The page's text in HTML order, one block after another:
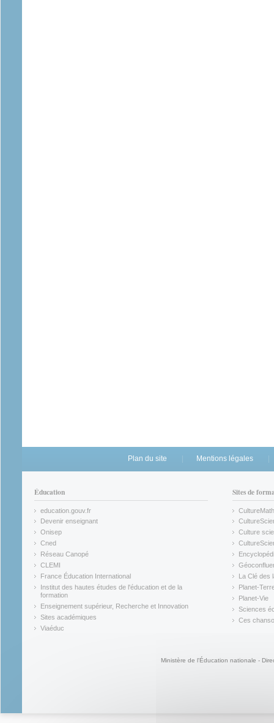
Plan du site Mentions légales
Éducation
education.gouv.fr
(link is external)
Devenir enseignant
(link is external)
Onisep
(link is external)
Cned
(link is external)
Réseau Canopé
(link is external)
CLEMI
(link is external)
France Éducation International
(link is external)
Institut des hautes études de l'éducation et de la
formation
(link is external)
Enseignement supérieur, Recherche et Innovation
(link is external)
Sites académiques
(link is external)
Viaéduc
Sites de
CultureMath
(link is
(link is
Culture
(link is
(link is
(link is
La Clé des
(link is
Planet-
(link is
Planet-Vie
(link is
Sciences
(link is
Ces
Ministère de l'Éducation nationale -